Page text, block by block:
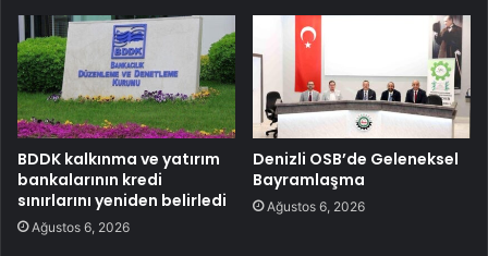
BDDK kalkınma ve yatırım
bankalarının kredi
sınırlarını yeniden belirledi
Ağustos 6, 2026
Denizli OSB’de Geleneksel
Bayramlaşma
Ağustos 6, 2026